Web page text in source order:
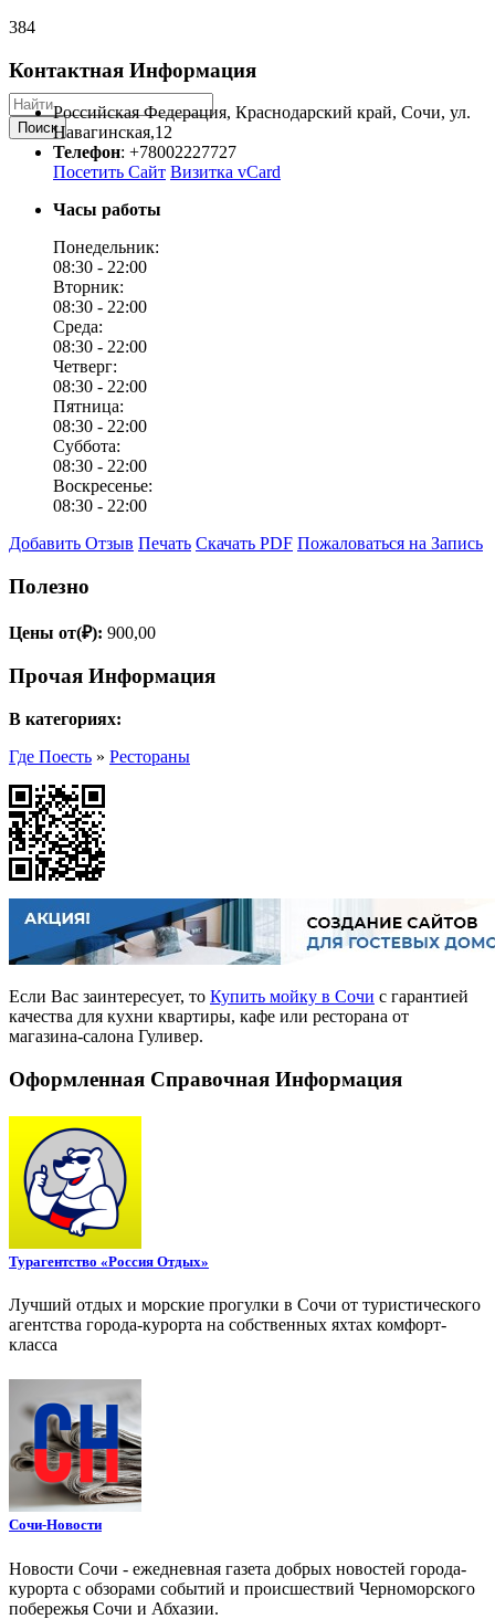
Поиск
384
Контактная Информация
Российская Федерация, Краснодарский край, Сочи, ул.
Навагинская,12
Телефон: +78002227727
Посетить Сайт Визитка vCard
Часы работы
Понедельник:
08:30 - 22:00
Вторник:
08:30 - 22:00
Среда:
08:30 - 22:00
Четверг:
08:30 - 22:00
Пятница:
08:30 - 22:00
Суббота:
08:30 - 22:00
Воскресенье:
08:30 - 22:00
Добавить Отзыв Печать Скачать PDF Пожаловаться на Запись
Полезно
Цены от(₽): 900,00
Прочая Информация
В категориях:
Где Поесть » Рестораны
Если Вас заинтересует, то Купить мойку в Сочи с гарантией
качества для кухни квартиры, кафе или ресторана от
магазина-салона Гуливер.
Оформленная Справочная Информация
Турагентство «Россия Отдых»
Лучший отдых и морские прогулки в Сочи от туристического
агентства города-курорта на собственных яхтах комфорт-
класса
Сочи-Новости
Новости Сочи - ежедневная газета добрых новостей города-
курорта с обзорами событий и происшествий Черноморского
побережья Сочи и Абхазии.